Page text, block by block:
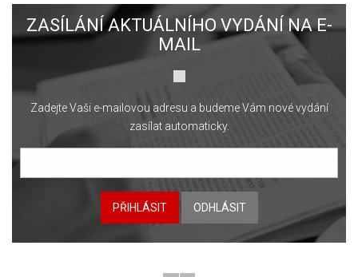
ZASÍLÁNÍ AKTUÁLNÍHO VYDÁNÍ NA E-
MAIL
Zadejte Vaši e-mailovou adresu a budeme Vám nové vydání
zasílat automaticky.
PŘIHLÁSIT ODHLÁSIT